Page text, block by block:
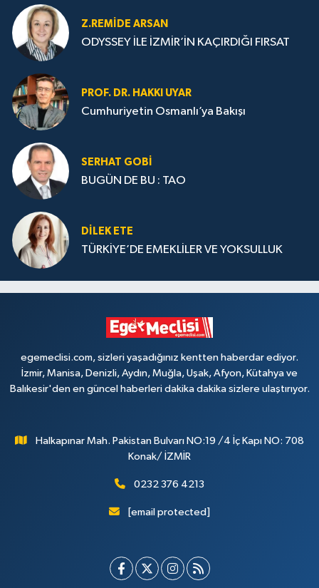
Z.REMIDE ARSAN
ODYSSEY İLE İZMİR’İN KAÇIRDIĞI FIRSAT
PROF. DR. HAKKI UYAR
Cumhuriyetin Osmanlı’ya Bakışı
SERHAT GOBİ
BUGÜN DE BU : TAO
DILEK ETE
TÜRKİYE’DE EMEKLİLER VE YOKSULLUK
egemeclisi.com, sizleri yaşadığınız kentten haberdar ediyor.
İzmir, Manisa, Denizli, Aydın, Muğla, Uşak, Afyon, Kütahya ve
Balıkesir'den en güncel haberleri dakika dakika sizlere ulaştırıyor.
Halkapınar Mah. Pakistan Bulvarı NO:19 /4 İç Kapı NO: 708
Konak/ İZMİR
0232 376 4213
[email protected]